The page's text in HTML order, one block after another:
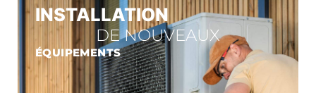
INSTALLATION
DE NOUVEAUX
ÉQUIPEMENTS